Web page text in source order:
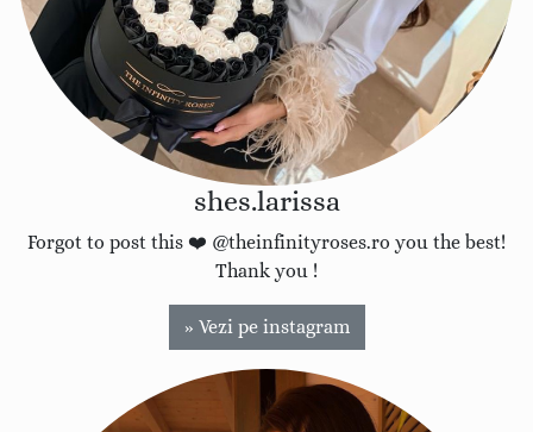
shes.larissa
Forgot to post this ❤️ @theinfinityroses.ro you the best!
Thank you !
» Vezi pe instagram